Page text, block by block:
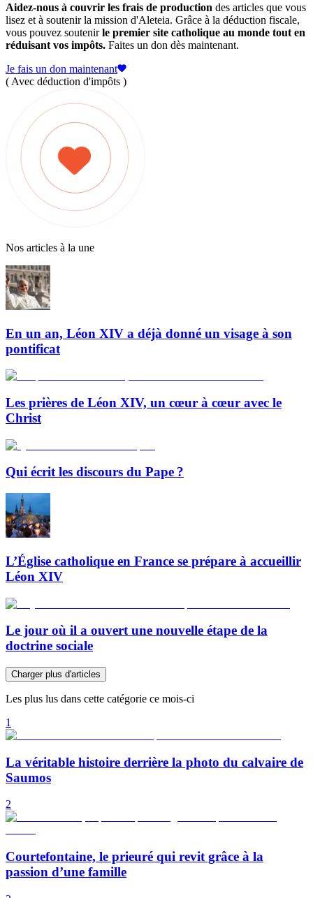
Aidez-nous à couvrir les frais de production des articles que vous
lisez et à soutenir la mission d'Aleteia. Grâce à la déduction fiscale,
vous pouvez soutenirle premier site catholique au monde tout en
réduisant vos impôts. Faites un don dès maintenant.
Je fais un don maintenant
( Avec déduction d'impôts )
Nos articles à la une
En un an, Léon XIV a déjà donné un visage à son
pontificat
Les prières de Léon XIV, un cœur à cœur avec le
Christ
Qui écrit les discours du Pape ?
L’Église catholique en France se prépare à accueillir
Léon XIV
Le jour où il a ouvert une nouvelle étape de la
doctrine sociale
Charger plus d'articles
Les plus lus dans cette catégorie ce mois-ci
1
La véritable histoire derrière la photo du calvaire de
Saumos
2
Courtefontaine, le prieuré qui revit grâce à la
passion d’une famille